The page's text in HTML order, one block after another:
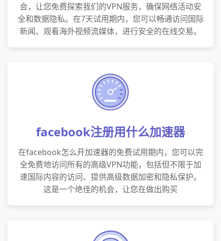
会，让您免费探索我们的VPN服务，确保网络活动安
全和数据隐私。在7天试用期内，您可以畅通访问国际
新闻、观看海外视频流媒体，进行安全的在线交易。
facebook注册用什么加速器
在facebook怎么开加速器的免费试用期内，您可以完
全免费地访问所有的高级VPN功能，包括但不限于加
速国际内容的访问、提供高级数据加密和隐私保护。
这是一个绝佳的机会，让您在做出购买